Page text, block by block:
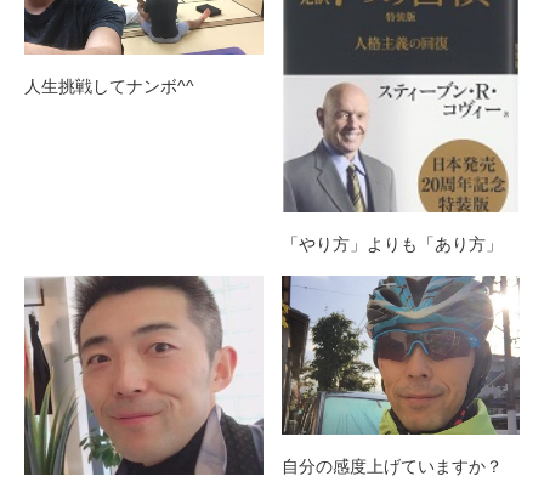
人生挑戦してナンボ^^
「やり方」よりも「あり方」
自分の感度上げていますか？